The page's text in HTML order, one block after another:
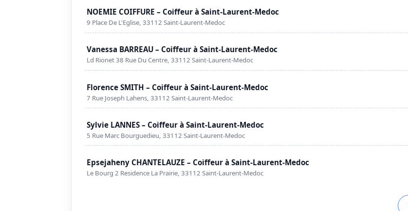
NOEMIE COIFFURE – Coiffeur à Saint-Laurent-Medoc
9 Place De L'Eglise, 33112 Saint-Laurent-Medoc
Vanessa BARREAU – Coiffeur à Saint-Laurent-Medoc
Ld Rionet 38 Rue Du Centre, 33112 Saint-Laurent-Medoc
Florence SMITH – Coiffeur à Saint-Laurent-Medoc
7 Rue Joseph Lahens, 33112 Saint-Laurent-Medoc
Sylvie LANNES – Coiffeur à Saint-Laurent-Medoc
5 Rue Marc Bourguedieu, 33112 Saint-Laurent-Medoc
Epsejaheny CHANTELAUZE – Coiffeur à Saint-Laurent-Medoc
Le Bourg 2 Residence La Prairie, 33112 Saint-Laurent-Medoc